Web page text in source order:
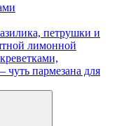
петрушки и
лимонной
пармезана для